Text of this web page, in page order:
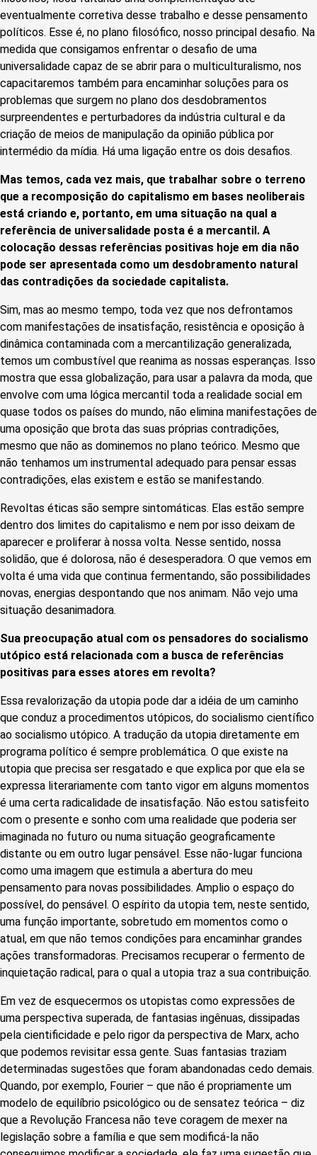
eventualmente corretiva desse trabalho e desse pensamento
políticos. Esse é, no plano filosófico, nosso principal desafio. Na
medida que consigamos enfrentar o desafio de uma
universalidade capaz de se abrir para o multiculturalismo, nos
capacitaremos também para encaminhar soluções para os
problemas que surgem no plano dos desdobramentos
surpreendentes e perturbadores da indústria cultural e da
criação de meios de manipulação da opinião pública por
intermédio da mídia. Há uma ligação entre os dois desafios.
Mas temos, cada vez mais, que trabalhar sobre o terreno
que a recomposição do capitalismo em bases neoliberais
está criando e, portanto, em uma situação na qual a
referência de universalidade posta é a mercantil. A
colocação dessas referências positivas hoje em dia não
pode ser apresentada como um desdobramento natural
das contradições da sociedade capitalista.
Sim, mas ao mesmo tempo, toda vez que nos defrontamos
com manifestações de insatisfação, resistência e oposição à
dinâmica contaminada com a mercantilização generalizada,
temos um combustível que reanima as nossas esperanças. Isso
mostra que essa globalização, para usar a palavra da moda, que
envolve com uma lógica mercantil toda a realidade social em
quase todos os países do mundo, não elimina manifestações de
uma oposição que brota das suas próprias contradições,
mesmo que não as dominemos no plano teórico. Mesmo que
não tenhamos um instrumental adequado para pensar essas
contradições, elas existem e estão se manifestando.
Revoltas éticas são sempre sintomáticas. Elas estão sempre
dentro dos limites do capitalismo e nem por isso deixam de
aparecer e proliferar à nossa volta. Nesse sentido, nossa
solidão, que é dolorosa, não é desesperadora. O que vemos em
volta é uma vida que continua fermentando, são possibilidades
novas, energias despontando que nos animam. Não vejo uma
situação desanimadora.
Sua preocupação atual com os pensadores do socialismo
utópico está relacionada com a busca de referências
positivas para esses atores em revolta?
Essa revalorização da utopia pode dar a idéia de um caminho
que conduz a procedimentos utópicos, do socialismo científico
ao socialismo utópico. A tradução da utopia diretamente em
programa político é sempre problemática. O que existe na
utopia que precisa ser resgatado e que explica por que ela se
expressa literariamente com tanto vigor em alguns momentos
é uma certa radicalidade de insatisfação. Não estou satisfeito
com o presente e sonho com uma realidade que poderia ser
imaginada no futuro ou numa situação geograficamente
distante ou em outro lugar pensável. Esse não-lugar funciona
como uma imagem que estimula a abertura do meu
pensamento para novas possibilidades. Amplio o espaço do
possível, do pensável. O espírito da utopia tem, neste sentido,
uma função importante, sobretudo em momentos como o
atual, em que não temos condições para encaminhar grandes
ações transformadoras. Precisamos recuperar o fermento de
inquietação radical, para o qual a utopia traz a sua contribuição.
Em vez de esquecermos os utopistas como expressões de
uma perspectiva superada, de fantasias ingênuas, dissipadas
pela cientificidade e pelo rigor da perspectiva de Marx, acho
que podemos revisitar essa gente. Suas fantasias traziam
determinadas sugestões que foram abandonadas cedo demais.
Quando, por exemplo, Fourier – que não é propriamente um
modelo de equilíbrio psicológico ou de sensatez teórica – diz
que a Revolução Francesa não teve coragem de mexer na
legislação sobre a família e que sem modificá-la não